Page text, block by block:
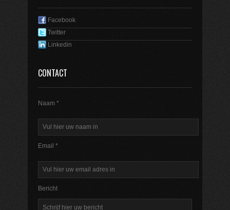
Facebook
Twitter
Linkedin
CONTACT
Naam *
Email *
Bericht